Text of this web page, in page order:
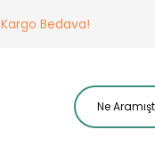
Kargo Bedava!